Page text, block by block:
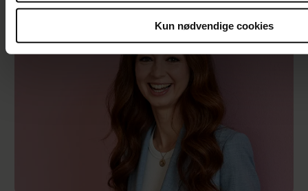
Kun nødvendige cookies